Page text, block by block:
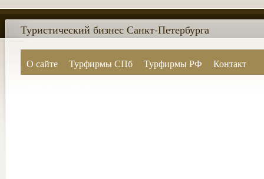
О сайте Турфирмы СПб Турфирмы РФ
Контакт
Туристический бизнес Санкт-Петербурга